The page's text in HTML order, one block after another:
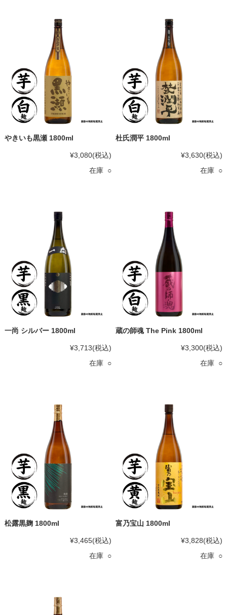
やきいも黒瀬 1800ml
¥3,080(税込)
在庫 ○
杜氏潤平 1800ml
¥3,630(税込)
在庫 ○
一尚 シルバー 1800ml
¥3,713(税込)
在庫 ○
蔵の師魂 The Pink 1800ml
¥3,300(税込)
在庫 ○
松露黒麹 1800ml
¥3,465(税込)
在庫 ○
富乃宝山 1800ml
¥3,828(税込)
在庫 ○